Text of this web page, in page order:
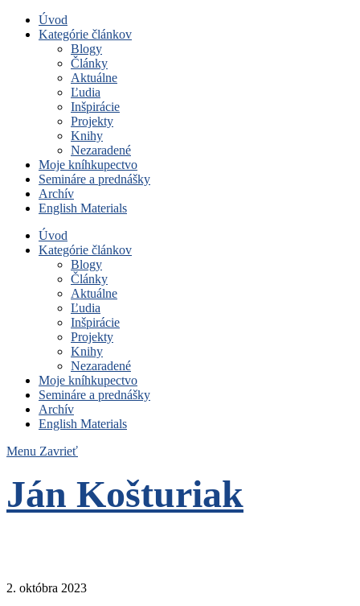
Úvod
Kategórie článkov
Blogy
Články
Aktuálne
Ľudia
Inšpirácie
Projekty
Knihy
Nezaradené
Moje kníhkupectvo
Semináre a prednášky
Archív
English Materials
Úvod
Kategórie článkov
Blogy
Články
Aktuálne
Ľudia
Inšpirácie
Projekty
Knihy
Nezaradené
Moje kníhkupectvo
Semináre a prednášky
Archív
English Materials
Menu Zavrieť
Ján Košturiak
2. októbra 2023